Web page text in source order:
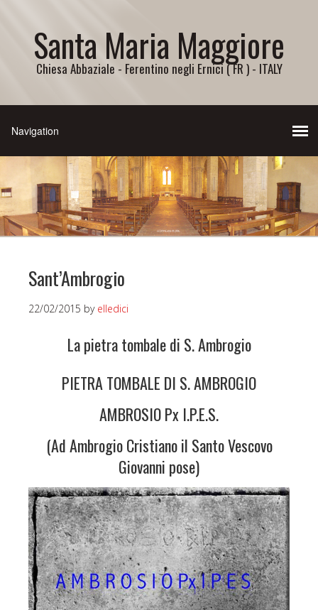
Santa Maria Maggiore
Chiesa Abbaziale - Ferentino negli Ernici ( FR ) - ITALY
Sant’Ambrogio
22/02/2015 by elledici
La pietra tombale di S. Ambrogio
PIETRA TOMBALE DI S. AMBROGIO
AMBROSIO Px I.P.E.S.
(Ad Ambrogio Cristiano il Santo Vescovo
Giovanni pose)